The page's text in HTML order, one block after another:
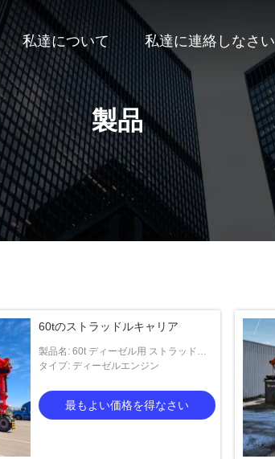
私達について 私達に連絡しなさい
製品
60tのストラッドルキャリア
製品名: 60t ディーゼル用 ストラッドラ
ーキャリア
タイプ: ディーゼルエンジン
最もよい価格を得なさい